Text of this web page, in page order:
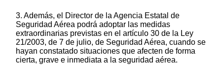
3. Además, el Director de la Agencia Estatal de
Seguridad Aérea podrá adoptar las medidas
extraordinarias previstas en el artículo 30 de la Ley
21/2003, de 7 de julio, de Seguridad Aérea, cuando se
hayan constatado situaciones que afecten de forma
cierta, grave e inmediata a la seguridad aérea.